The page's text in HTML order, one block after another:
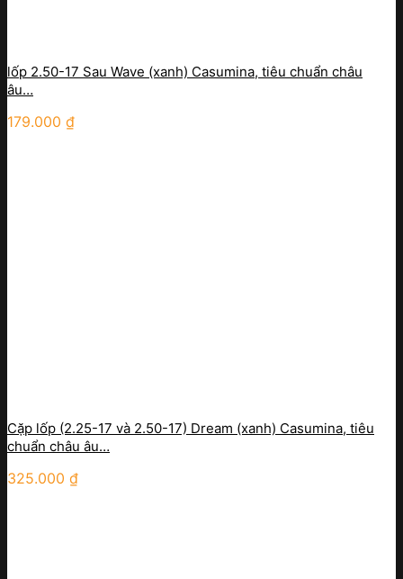
lốp 2.50-17 Sau Wave (xanh) Casumina, tiêu chuẩn châu
âu…
179.000 ₫
Cặp lốp (2.25-17 và 2.50-17) Dream (xanh) Casumina, tiêu
chuẩn châu âu…
325.000 ₫